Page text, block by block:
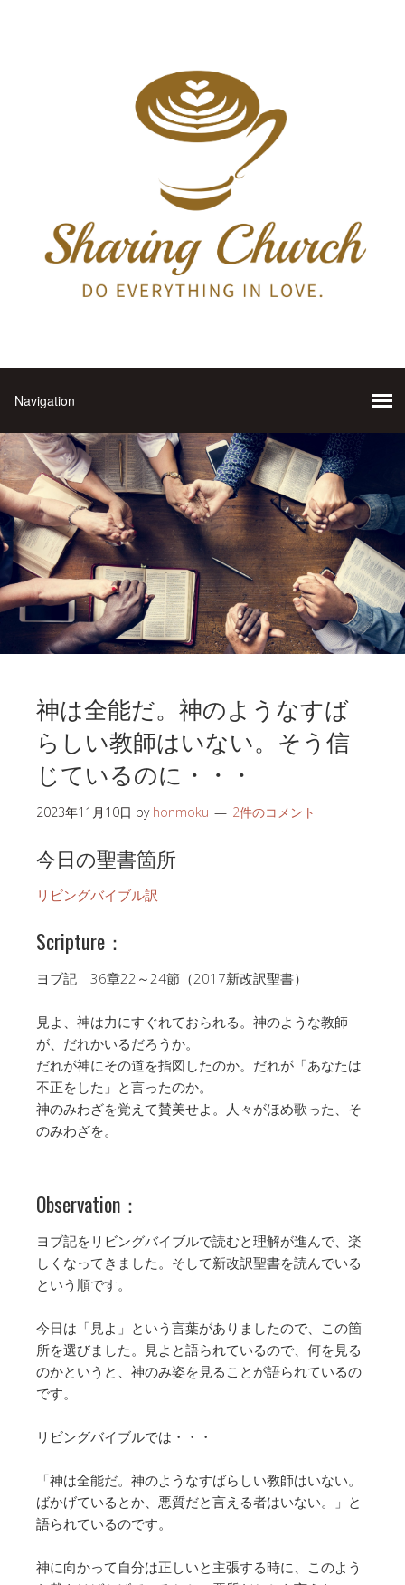
神は全能だ。神のようなすば
らしい教師はいない。そう信
じているのに・・・
2023年11月10日 by honmoku 2件のコメント
今日の聖書箇所
リビングバイブル訳
Scripture：
ヨブ記 36章22～24節（2017新改訳聖書）
見よ、神は力にすぐれておられる。神のような教師
が、だれかいるだろうか。
だれが神にその道を指図したのか。だれが「あなたは
不正をした」と言ったのか。
神のみわざを覚えて賛美せよ。人々がほめ歌った、そ
のみわざを。
Observation：
ヨブ記をリビングバイブルで読むと理解が進んで、楽
しくなってきました。そして新改訳聖書を読んでいる
という順です。
今日は「見よ」という言葉がありましたので、この箇
所を選びました。見よと語られているので、何を見る
のかというと、神のみ姿を見ることが語られているの
です。
リビングバイブルでは・・・
「神は全能だ。神のようなすばらしい教師はいない。
ばかげているとか、悪質だと言える者はいない。」と
語られているのです。
神に向かって自分は正しいと主張する時に、このよう